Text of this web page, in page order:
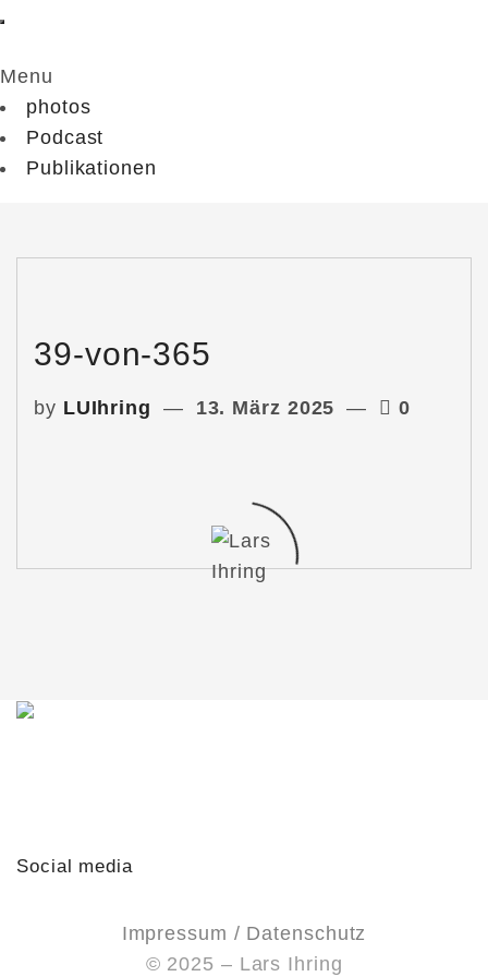
Menu
photos
Podcast
Publikationen
39-von-365
by LUIhring 13. März 2025 0
Social media
Impressum / Datenschutz
© 2025 – Lars Ihring